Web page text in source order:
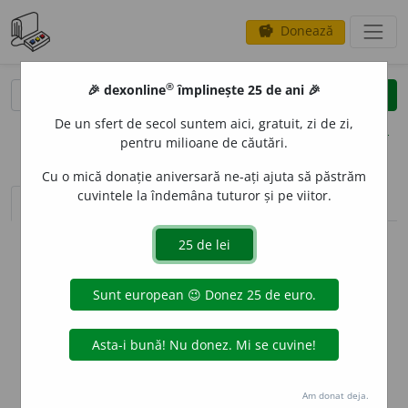
savings Donează
clear
opțiuni
sinteza definițiilor (1) definiții (8) declinări
info
Aceste definiții sunt compilate de
echipa dexonline. Definițiile
originale se află pe filadefiniții.
preferințe
🎉 dexonline® împlinește 25 de ani 🎉
De un sfert de secol suntem aici, gratuit, zi de zi,
pentru milioane de căutări.
Cu o mică donație aniversară ne-ați ajuta să păstrăm
cuvintele la îndemâna tuturor și pe viitor.
Am donat deja.